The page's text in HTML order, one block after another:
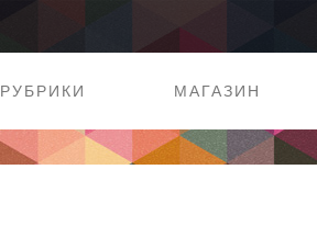
РУБРИКИ МАГАЗИН